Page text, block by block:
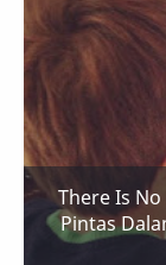
There Is
Pintas